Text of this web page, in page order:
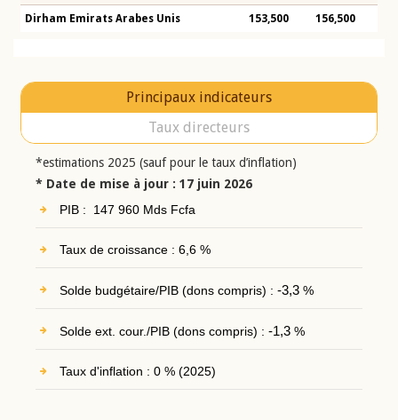
Dirham Emirats Arabes Unis 153,500 156,500
Principaux indicateurs
Taux directeurs
*estimations 2025 (sauf pour le taux d’inflation)
* Date de mise à jour : 17 juin 2026
PIB : 147 960 Mds Fcfa
Taux de croissance : 6,6 %
Solde budgétaire/PIB (dons compris) : -3,3%
Solde ext. cour./PIB (dons compris) : -1,3%
Taux d'inflation : 0 % (2025)